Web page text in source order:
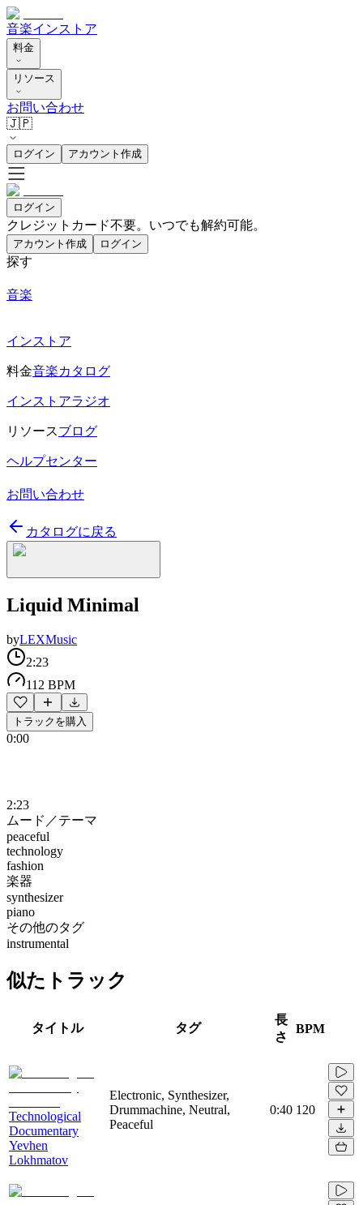
音楽インストア
料金
リソース
お問い合わせ
🇯🇵
ログイン アカウント作成
ログイン
クレジットカード不要。いつでも解約可能。
アカウント作成 ログイン
探す
音楽
インストア
料金音楽カタログ
インストアラジオ
リソースブログ
ヘルプセンター
お問い合わせ
カタログに戻る
Liquid Minimal
byLEXMusic
2:23
112 BPM
トラックを購入
0:00
2:23
ムード／テーマ
peaceful
technology
fashion
楽器
synthesizer
piano
その他のタグ
instrumental
似たトラック
タイトル タグ
長
さ
BPM
Technological
Documentary
Yevhen
Lokhmatov
Electronic, Synthesizer,
Drummachine, Neutral,
Peaceful
0:40 120